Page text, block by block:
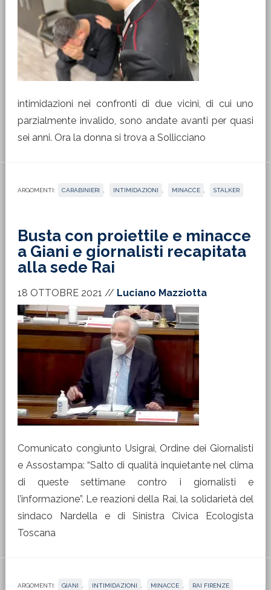
intimidazioni nei confronti di due vicini, di cui uno
parzialmente invalido, sono andate avanti per quasi
sei anni. Ora la donna si trova a Sollicciano
ARGOMENTI: CARABINIERI INTIMIDAZIONI MINACCE STALKER
Busta con proiettile e minacce
a Giani e giornalisti recapitata
alla sede Rai
18 OTTOBRE 2021 // Luciano Mazziotta
Comunicato congiunto Usigrai, Ordine dei Giornalisti
e Assostampa: “Salto di qualità inquietante nel clima
di queste settimane contro i giornalisti e
l’informazione”. Le reazioni della Rai, la solidarietà del
sindaco Nardella e di Sinistra Civica Ecologista
Toscana
ARGOMENTI: GIANI INTIMIDAZIONI MINACCE RAI FIRENZE